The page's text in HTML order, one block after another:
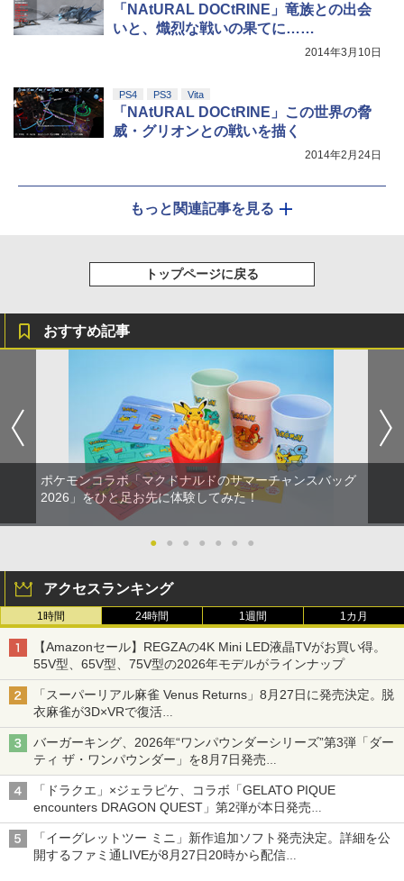
「NAtURAL DOCtRINE」竜族との出会
いと、熾烈な戦いの果てに……
2014年3月10日
PS4 PS3 Vita
「NAtURAL DOCtRINE」この世界の脅
威・グリオンとの戦いを描く
2014年2月24日
もっと関連記事を見る
トップページに戻る
おすすめ記事
ポケモンコラボ「マクドナルドのサマーチャンスバッグ
2026」をひと足お先に体験してみた！
● ● ● ● ● ● ●
アクセスランキング
1時間 24時間 1週間 1カ月
【Amazonセール】REGZAの4K Mini LED液晶TVがお買い得。
55V型、65V型、75V型の2026年モデルがラインナップ
「スーパーリアル麻雀 Venus Returns」8月27日に発売決定。脱
衣麻雀が3D×VRで復活
発売から2週間は20%オフになるセールが実施
バーガーキング、2026年“ワンパウンダーシリーズ”第3弾「ダー
ティ ザ・ワンパウンダー」を8月7日発売
「特製ガーリックマヨソース」を使用した超大型チーズバーガー
「ドラクエ」×ジェラピケ、コラボ「GELATO PIQUE
encounters DRAGON QUEST」第2弾が本日発売
アイスカップに入ったスライムやわたぼう、ベビーサタンなどが
オリジナルアートで登場
「イーグレットツー ミニ」新作追加ソフト発売決定。詳細を公
開するファミ通LIVEが8月27日20時から配信